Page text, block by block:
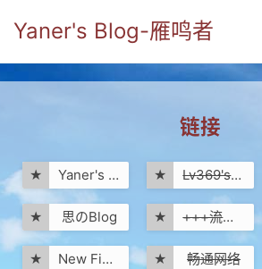
Yaner's Blog-雁鸣者
分类
yaner online
毕业留言册
流年
链接
★ Yaner's blog ★ Lv369's忆楼阁
★ 思のBlog ★ +++流星划过+++
★ New Field's Blog ★ 畅通网络